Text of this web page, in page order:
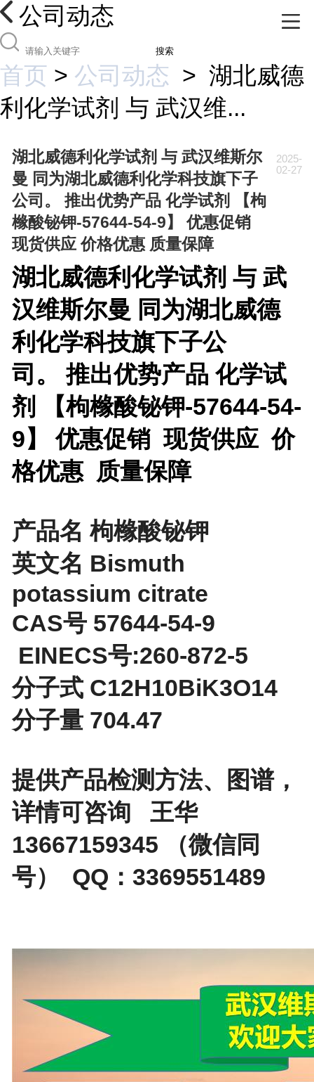
公司动态
搜索
首页 > 公司动态 > 湖北威德
利化学试剂 与 武汉维...
湖北威德利化学试剂 与 武汉维斯尔
曼 同为湖北威德利化学科技旗下子
公司。 推出优势产品 化学试剂 【枸
橼酸铋钾-57644-54-9】 优惠促销
现货供应 价格优惠 质量保障
2025-
02-27
湖北威德利化学试剂 与 武
汉维斯尔曼 同为湖北威德
利化学科技旗下子公
司。推出优势产品 化学试
剂 【枸橼酸铋钾-57644-54-
9】 优惠促销 现货供应 价
格优惠 质量保障
产品名 枸橼酸铋钾
英文名 Bismuth
potassium citrate
CAS号 57644-54-9
EINECS号:260-872-5
分子式 C12H10BiK3O14
分子量 704.47
提供产品检测方法、图谱，
详情可咨询 王华
13667159345 （微信同
号） QQ：3369551489